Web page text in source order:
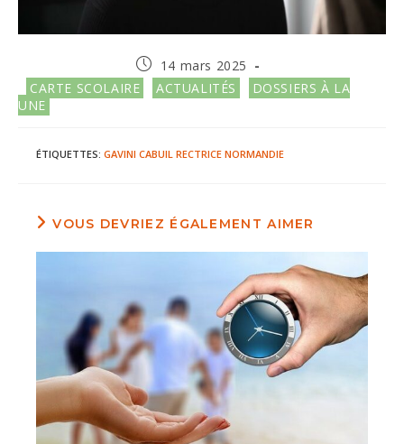
Publication
publiée :
14 mars 2025
Post
category:
CARTE SCOLAIRE ACTUALITÉS
DOSSIERS À LA
UNE
ÉTIQUETTES: GAVINI CABUIL RECTRICE NORMANDIE
VOUS DEVRIEZ ÉGALEMENT AIMER